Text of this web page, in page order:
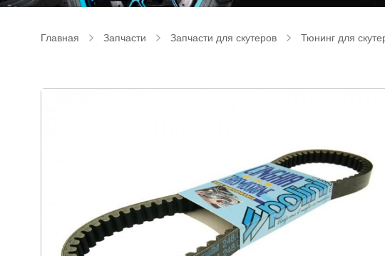
Главная Запчасти Запчасти для скутеров Тюнинг для